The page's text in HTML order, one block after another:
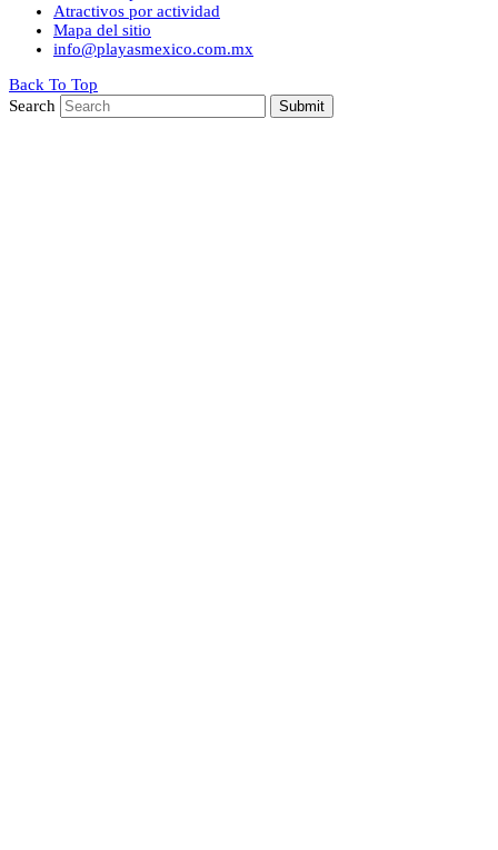
Atractivos por actividad
Mapa del sitio
info@playasmexico.com.mx
Back To Top
Search
Submit